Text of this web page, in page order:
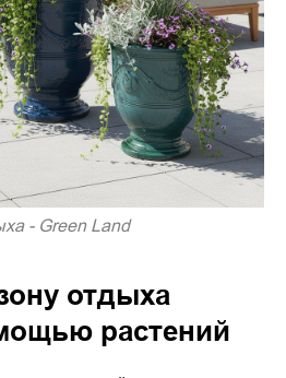
- Green Land
отдыха
растений